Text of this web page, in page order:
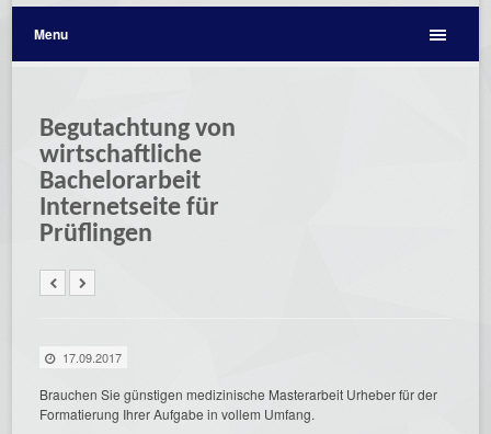
Menu
Begutachtung von
wirtschaftliche
Bachelorarbeit
Internetseite für
Prüflingen
17.09.2017
Brauchen Sie günstigen medizinische Masterarbeit Urheber für der
Formatierung Ihrer Aufgabe in vollem Umfang.